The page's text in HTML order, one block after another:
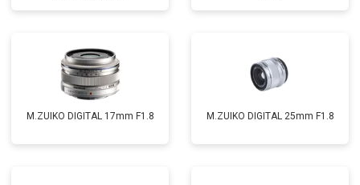
M.ZUIKO DIGITAL 17mm F1.8 M.ZUIKO DIGITAL 25mm F1.8